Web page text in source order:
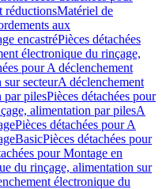
réductionsMatériel de
aux
encastréPièces détachées
électronique du rinçage,
pour A déclenchement
secteurA déclenchement
par pilesPièces détachées pour
alimentation par pilesA
Pièces détachées pour A
BasicPièces détachées pour
pour Montage en
du rinçage, alimentation sur
électronique du